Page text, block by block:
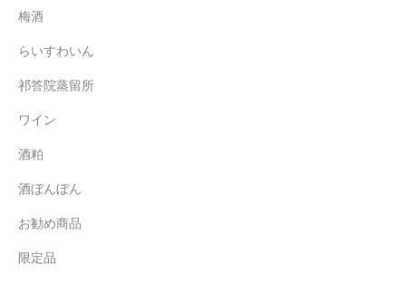
梅酒
らいすわいん
祁答院蒸留所
ワイン
酒粕
酒ぼんぼん
お勧め商品
限定品